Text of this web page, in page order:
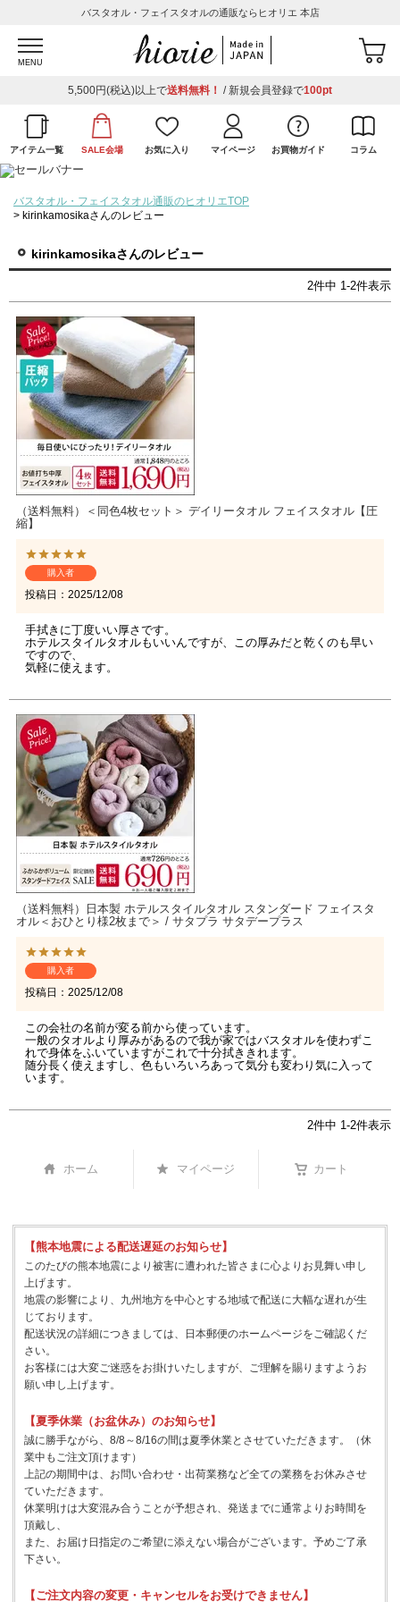
バスタオル・フェイスタオルの通販ならヒオリエ 本店
MENU
5,500円(税込)以上で送料無料！ / 新規会員登録で100pt
アイテム一覧 SALE会場 お気に入り マイページ お買物ガイド コラム
バスタオル・フェイスタオル通販のヒオリエTOP
kirinkamosikaさんのレビュー
kirinkamosikaさんのレビュー
2件中 1-2件表示
（送料無料）＜同色4枚セット＞ デイリータオル フェイスタオル【圧
縮】
購入者
投稿日 2025/12/08
手拭きに丁度いい厚さです。
ホテルスタイルタオルもいいんですが、この厚みだと乾くのも早い
ですので、
気軽に使えます。
（送料無料）日本製 ホテルスタイルタオル スタンダード フェイスタ
オル＜おひとり様2枚まで＞ / サタプラ サタデープラス
購入者
投稿日 2025/12/08
この会社の名前が変る前から使っています。
一般のタオルより厚みがあるので我が家ではバスタオルを使わずこ
れで身体をふいていますがこれで十分拭ききれます。
随分長く使えますし、色もいろいろあって気分も変わり気に入って
います。
2件中 1-2件表示
ホーム マイページ カート
【熊本地震による配送遅延のお知らせ】
このたびの熊本地震により被害に遭われた皆さまに心よりお見舞い申し
上げます。
地震の影響により、九州地方を中心とする地域で配送に大幅な遅れが生
じております。
配送状況の詳細につきましては、日本郵便のホームページをご確認くだ
さい。
お客様には大変ご迷惑をお掛けいたしますが、ご理解を賜りますようお
願い申し上げます。
【夏季休業（お盆休み）のお知らせ】
誠に勝手ながら、8/8～8/16の間は夏季休業とさせていただきます。（休
業中もご注文頂けます）
上記の期間中は、お問い合わせ・出荷業務など全ての業務をお休みさせ
ていただきます。
休業明けは大変混み合うことが予想され、発送までに通常よりお時間を
頂戴し、
また、お届け日指定のご希望に添えない場合がございます。予めご了承
下さい。
【ご注文内容の変更・キャンセルをお受けできません】